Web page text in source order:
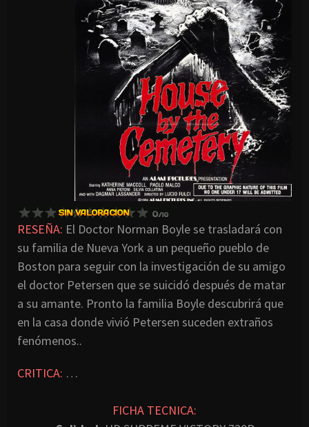
RESEÑA: El Doctor Norman Boyle se trasladará con
su familia de Nueva York a un pequeño pueblo de
Boston para seguir con la investigación de su amigo
el doctor Petersen que se suicidó después de matar
a su amante. Pronto la familia Boyle descubrirá que
en la casa donde vivió Petersen suceden extraños
fenómenos..
CRITICA: …
FICHA TECNICA: